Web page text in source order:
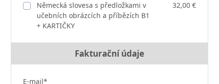
Německá slovesa s předložkami v
učebních obrázcích a příbězích B1
+ KARTIČKY
32,00 €
Fakturační údaje
E-mail*